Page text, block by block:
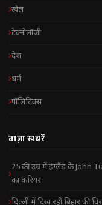
खेल
टेक्नोलॉजी
देश
धर्म
पॉलिटिक्स
ताज़ा खबरें
25 की उम्र में इंग्लैंड के John
का करियर
दिल्ली में दिख रही बिहार की